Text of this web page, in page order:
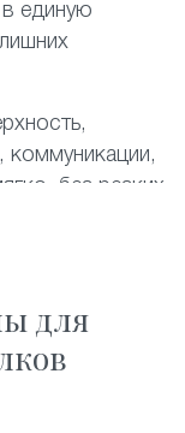
единую
коммуникации,
без резких
влаге и
для жилых и
не требуют
для